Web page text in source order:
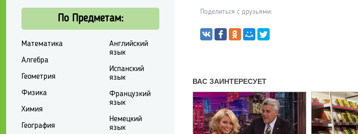
Поделиться с друзьями:
По Предметам:
Математика
Алгебра
Геометрия
Физика
Химия
География
Английский
язык
Испанский
язык
Французкий
язык
Немецкий
язык